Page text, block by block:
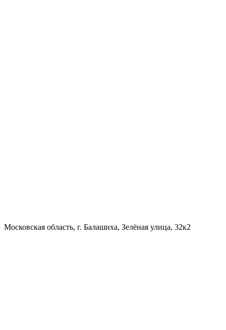
Московская область, г. Балашиха, Зелёная улица, 32к2